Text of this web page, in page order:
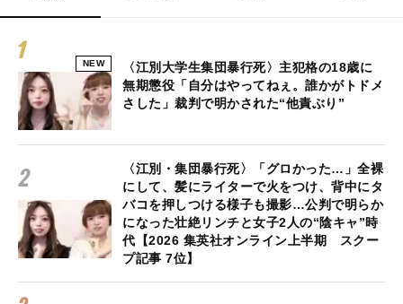
NEW
〈江別大学生集団暴行死〉主犯格の18歳に
無期懲役「自分はやってねぇ。誰かがトドメ
さした」裁判で明かされた“他責ぶり”
〈江別・集団暴行死〉「グロかった…」全裸
にして、髪にライターで火をつけ、背中にタ
バコを押しつける様子も撮影…公判で明らか
になった壮絶リンチと女子2人の“陰キャ”時
代【2026 集英社オンライン上半期 スクー
プ記事 7位】